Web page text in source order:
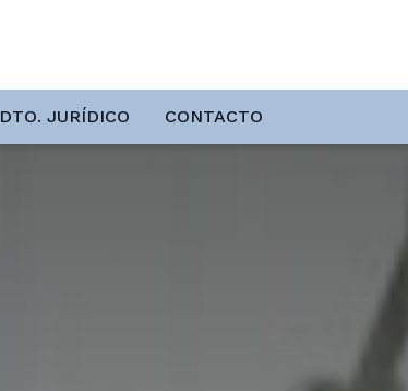
DTO. JURÍDICO CONTACTO